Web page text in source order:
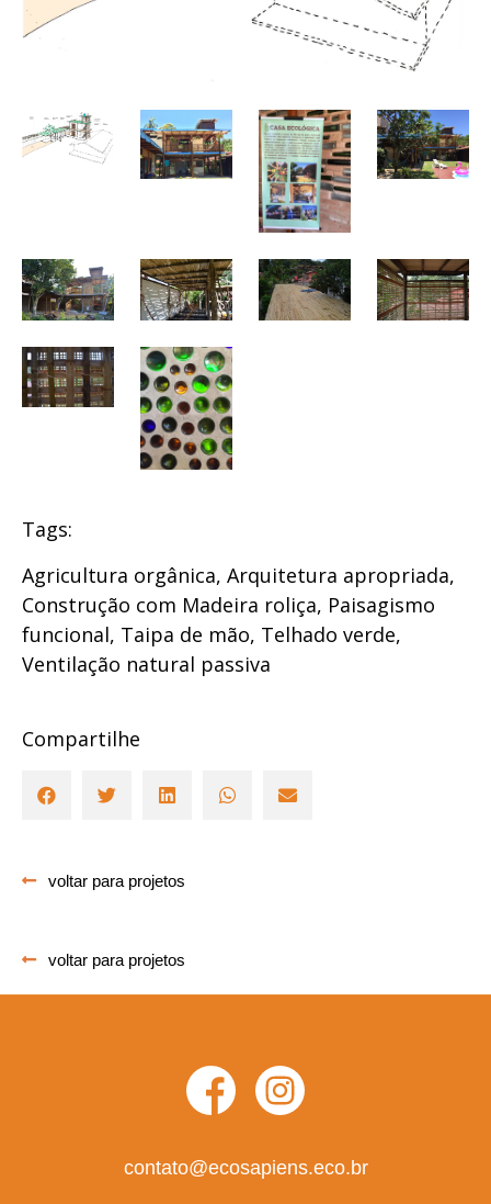
Tags:
Agricultura orgânica, Arquitetura apropriada,
Construção com Madeira roliça, Paisagismo
funcional, Taipa de mão, Telhado verde,
Ventilação natural passiva
Compartilhe
voltar para projetos
voltar para projetos
contato@ecosapiens.eco.br